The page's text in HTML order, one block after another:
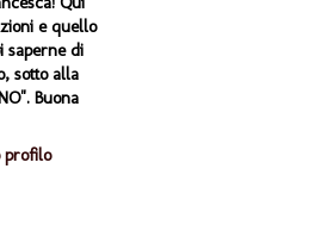
e quello
saperne di
sotto alla
Buona
profilo